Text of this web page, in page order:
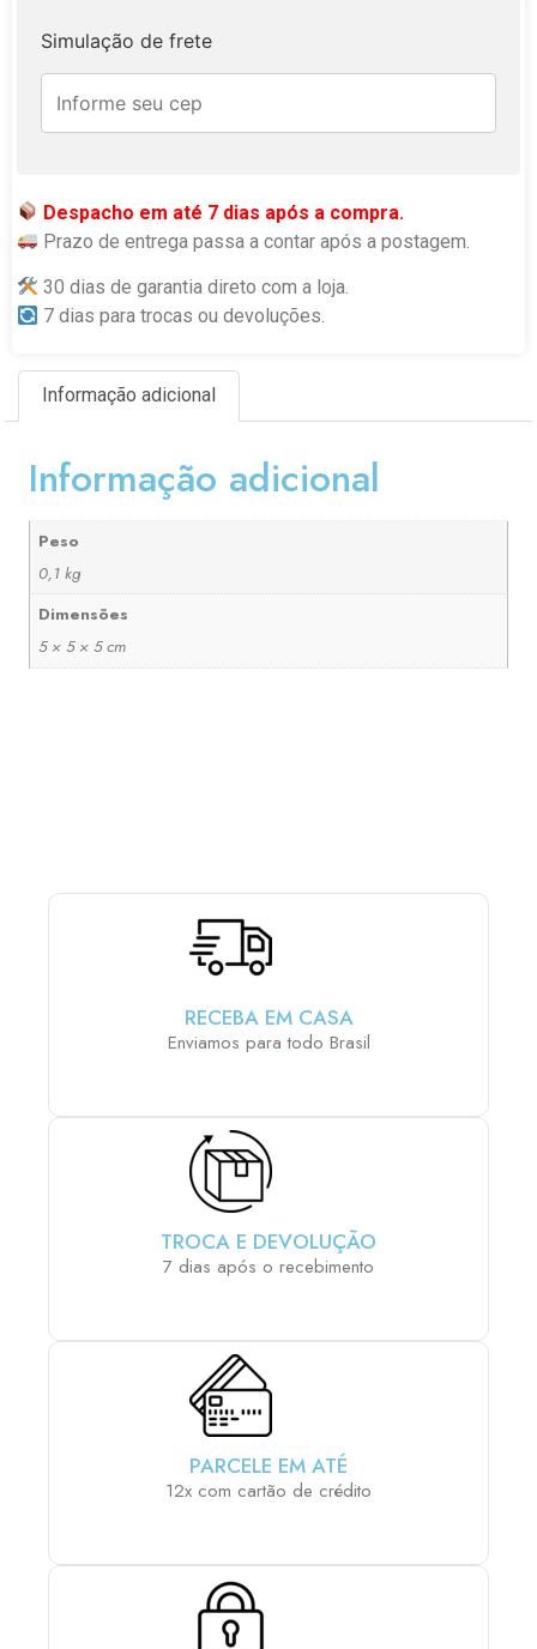
Simulação de frete
Despacho em até 7 dias após a compra.
Prazo de entrega passa a contar após a postagem.
30 dias de garantia direto com a loja.
7 dias para trocas ou devoluções.
Informação adicional
Informação adicional
Peso
0,1 kg
Dimensões
5 × 5 × 5 cm
RECEBA EM CASA
Enviamos para todo Brasil
TROCA E DEVOLUÇÃO
7 dias após o recebimento
PARCELE EM ATÉ
12x com cartão de crédito